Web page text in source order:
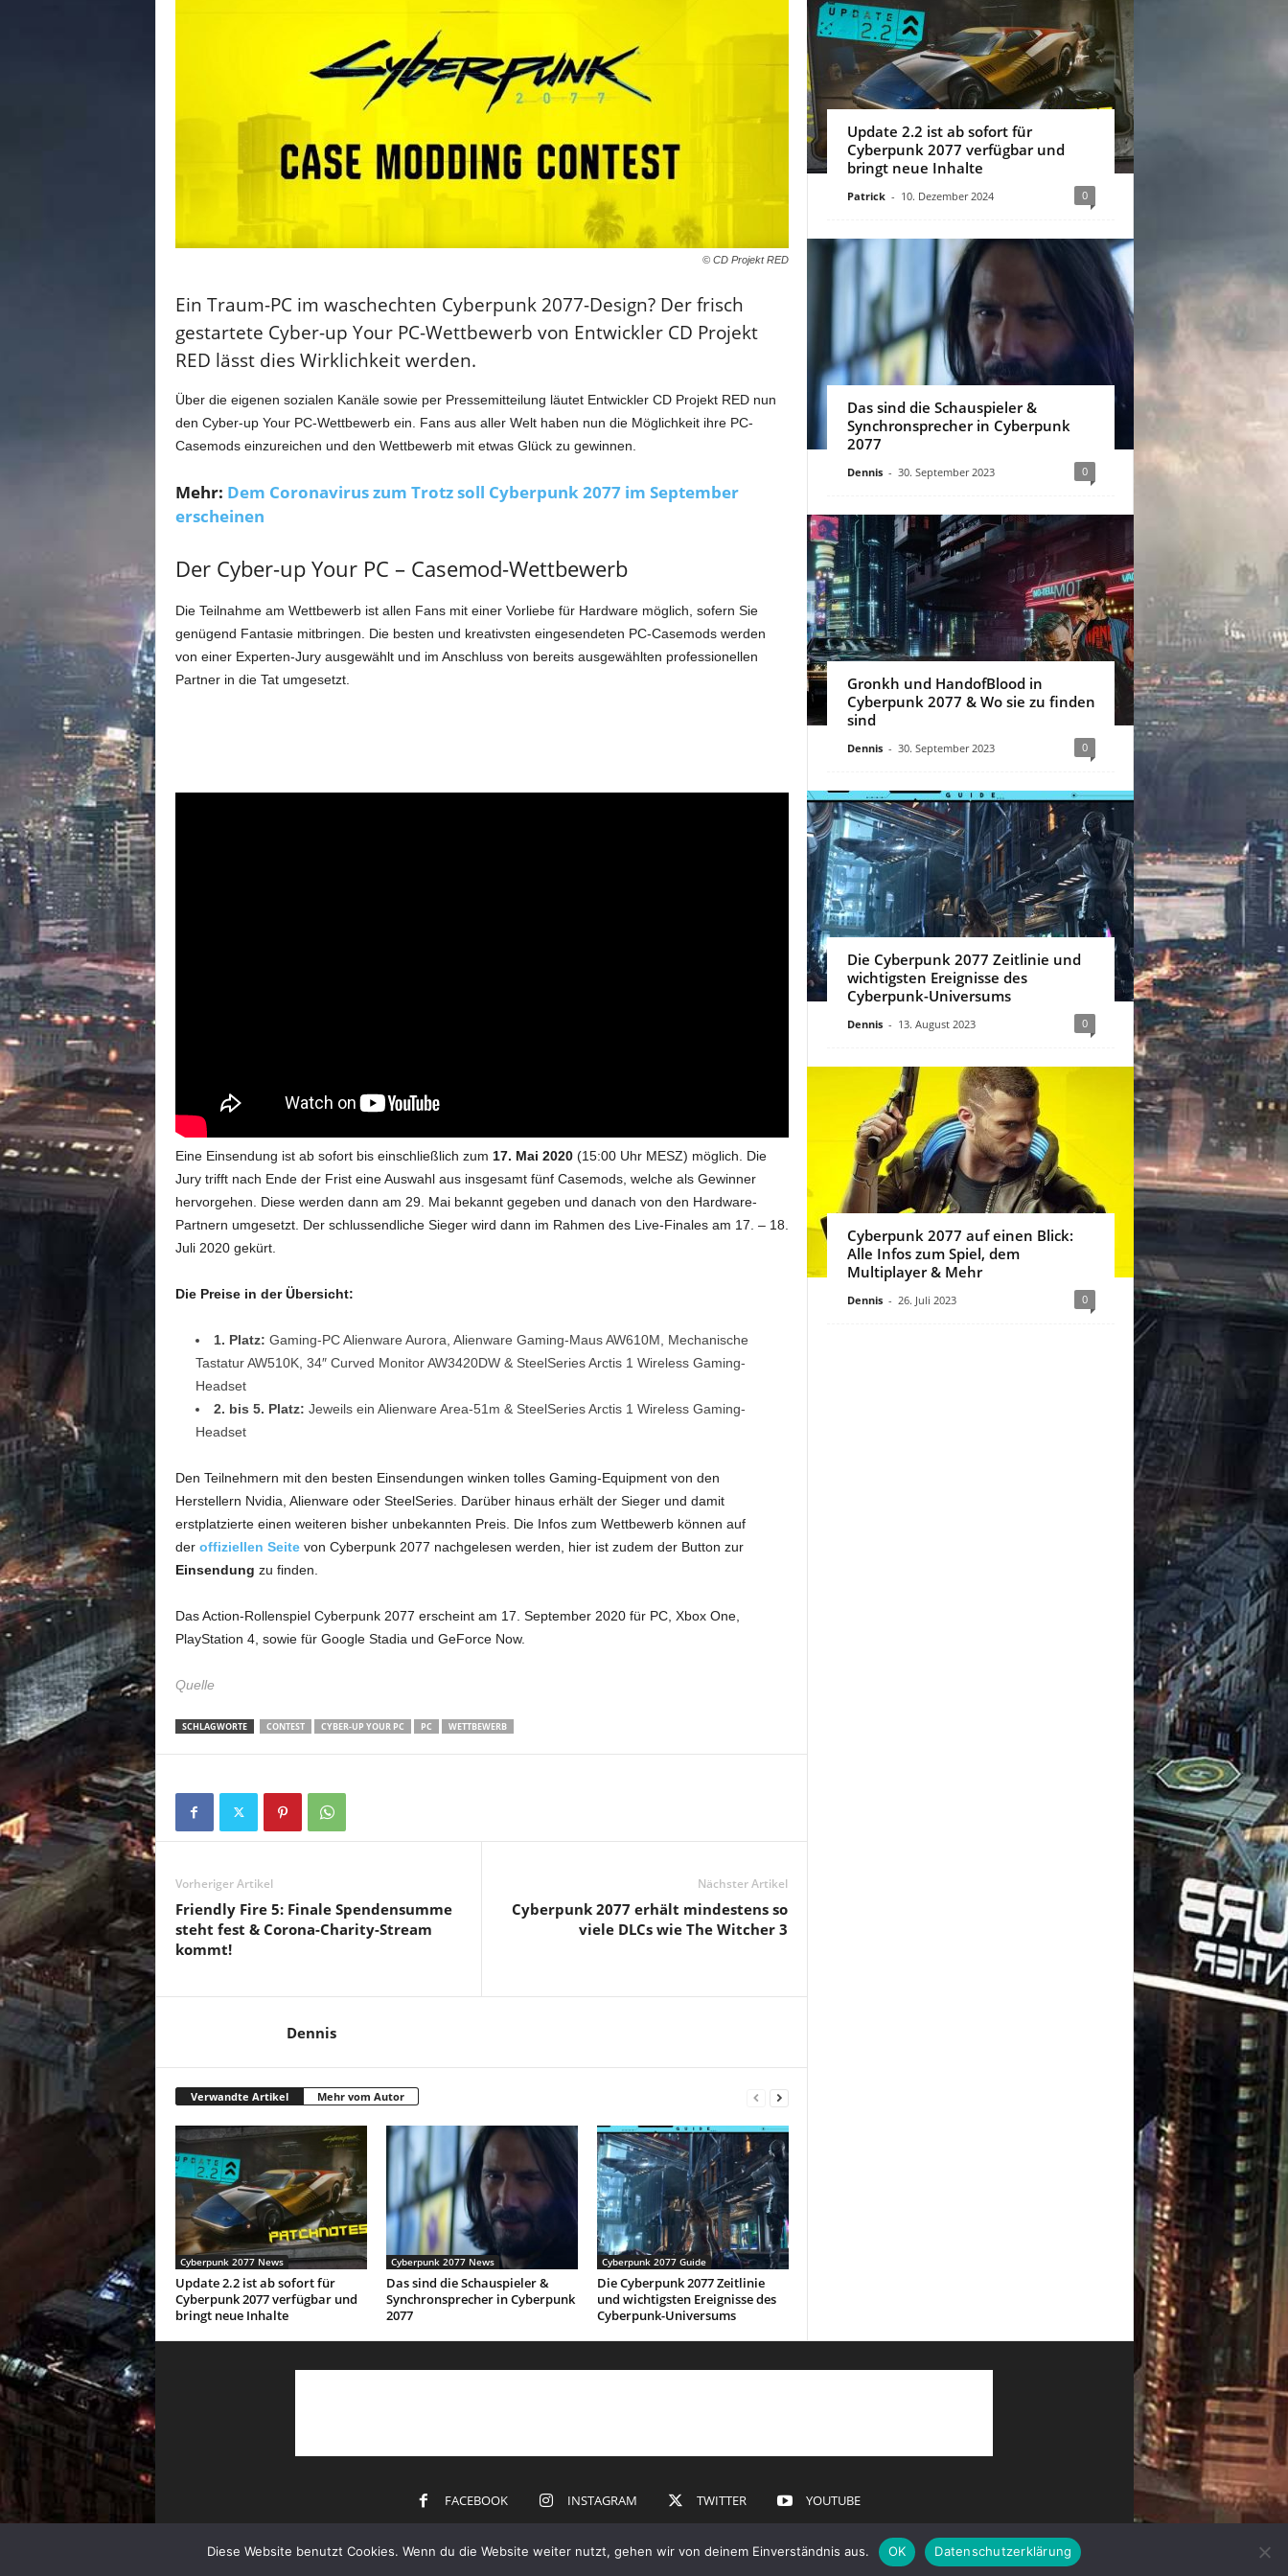
y
b
e
r
p
u
n
k
2
0
7
© CD Projekt RED
Ein Traum-PC im waschechten Cyberpunk 2077-Design? Der frisch
gestartete Cyber-up Your PC-Wettbewerb von Entwickler CD Projekt
RED lässt dies Wirklichkeit werden.
Über die eigenen sozialen Kanäle sowie per Pressemitteilung läutet Entwickler CD Projekt RED nun
den Cyber-up Your PC-Wettbewerb ein. Fans aus aller Welt haben nun die Möglichkeit ihre PC-
Casemods einzureichen und den Wettbewerb mit etwas Glück zu gewinnen.
Mehr: Dem Coronavirus zum Trotz soll Cyberpunk 2077 im September
erscheinen
Der Cyber-up Your PC – Casemod-Wettbewerb
Die Teilnahme am Wettbewerb ist allen Fans mit einer Vorliebe für Hardware möglich, sofern Sie
genügend Fantasie mitbringen. Die besten und kreativsten eingesendeten PC-Casemods werden
von einer Experten-Jury ausgewählt und im Anschluss von bereits ausgewählten professionellen
Partner in die Tat umgesetzt.
Eine Einsendung ist ab sofort bis einschließlich zum 17. Mai 2020(15:00 Uhr MESZ) möglich. Die
Jury trifft nach Ende der Frist eine Auswahl aus insgesamt fünf Casemods, welche als Gewinner
hervorgehen. Diese werden dann am 29. Mai bekannt gegeben und danach von den Hardware-
Partnern umgesetzt. Der schlussendliche Sieger wird dann im Rahmen des Live-Finales am 17. – 18.
Juli 2020 gekürt.
Die Preise in der Übersicht:
1. Platz: Gaming-PC Alienware Aurora, Alienware Gaming-Maus AW610M, Mechanische
Tastatur AW510K, 34″ Curved Monitor AW3420DW & SteelSeries Arctis 1 Wireless Gaming-
Headset
2. bis 5. Platz: Jeweils ein Alienware Area-51m & SteelSeries Arctis 1 Wireless Gaming-
Headset
Den Teilnehmern mit den besten Einsendungen winken tolles Gaming-Equipment von den
Herstellern Nvidia, Alienware oder SteelSeries. Darüber hinaus erhält der Sieger und damit
erstplatzierte einen weiteren bisher unbekannten Preis. Die Infos zum Wettbewerb können auf
der offiziellen Seitevon Cyberpunk 2077 nachgelesen werden, hier ist zudem der Button zur
Einsendung zu finden.
Das Action-Rollenspiel Cyberpunk 2077 erscheint am 17. September 2020 für PC, Xbox One,
PlayStation 4, sowie für Google Stadia und GeForce Now.
Quelle
SCHLAGWORTE CONTEST CYBER-UP YOUR PC PC WETTBEWERB
Vorheriger Artikel
Friendly Fire 5: Finale Spendensumme
steht fest & Corona-Charity-Stream
kommt!
Nächster Artikel
Cyberpunk 2077 erhält mindestens so
viele DLCs wie The Witcher 3
Dennis
Verwandte Artikel Mehr vom Autor
Cyberpunk 2077 News
Update 2.2 ist ab sofort für
Cyberpunk 2077 verfügbar und
bringt neue Inhalte
Cyberpunk 2077 News
Das sind die Schauspieler &
Synchronsprecher in Cyberpunk
2077
Cyberpunk 2077 Guide
Die Cyberpunk 2077 Zeitlinie
und wichtigsten Ereignisse des
Cyberpunk-Universums
Update 2.2 ist ab sofort für
Cyberpunk 2077 verfügbar und
bringt neue Inhalte
Patrick - 10. Dezember 2024 0
Das sind die Schauspieler &
Synchronsprecher in Cyberpunk
2077
Dennis - 30. September 2023 0
Gronkh und HandofBlood in
Cyberpunk 2077 & Wo sie zu finden
sind
Dennis - 30. September 2023 0
Die Cyberpunk 2077 Zeitlinie und
wichtigsten Ereignisse des
Cyberpunk-Universums
Dennis - 13. August 2023 0
Cyberpunk 2077 auf einen Blick:
Alle Infos zum Spiel, dem
Multiplayer & Mehr
Dennis - 26. Juli 2023 0
FACEBOOK INSTAGRAM TWITTER YOUTUBE
Datenschutzerklärung Impressum Partner Team Kontakt
© Copyright 2022 MyCyberpunk.de
Diese Website benutzt Cookies. Wenn du die Website weiter nutzt, gehen wir von deinem Einverständnis aus. OK Datenschutzerklärung